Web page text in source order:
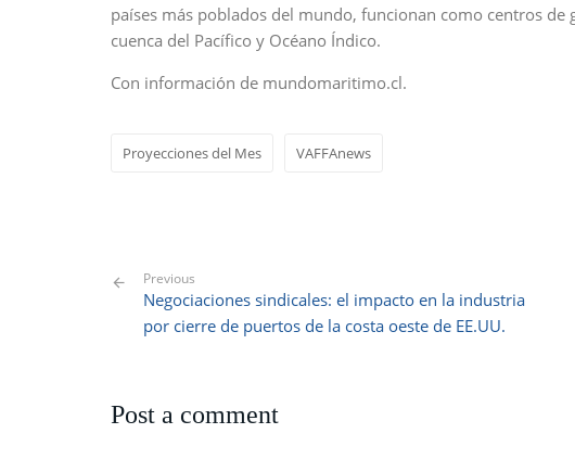
países más poblados del mundo, funcionan como centros de
cuenca del Pacífico y Océano Índico.
Con información de mundomaritimo.cl.
Proyecciones del Mes VAFFAnews
Previous
Negociaciones sindicales: el impacto en la industria
por cierre de puertos de la costa oeste de EE.UU.
Post a comment